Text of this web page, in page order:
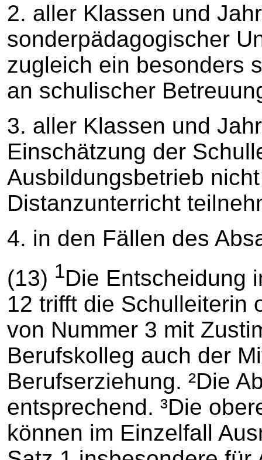
2. aller Klassen und
sonderpädagogischer
zugleich ein besonders
an schulischer
3. aller Klassen und
Einschätzung der
Ausbildungsbetrieb
Distanzunterricht
4. in den Fällen des
(13) 1Die Entscheidung
12 trifft die Schulleiterin
von Nummer 3 mit
Berufskolleg auch der
Berufserziehung. ²Die
entsprechend. ³Die
können im Einzelfall